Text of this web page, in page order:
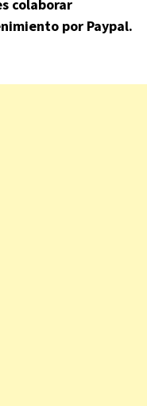
colaborar
por Paypal.